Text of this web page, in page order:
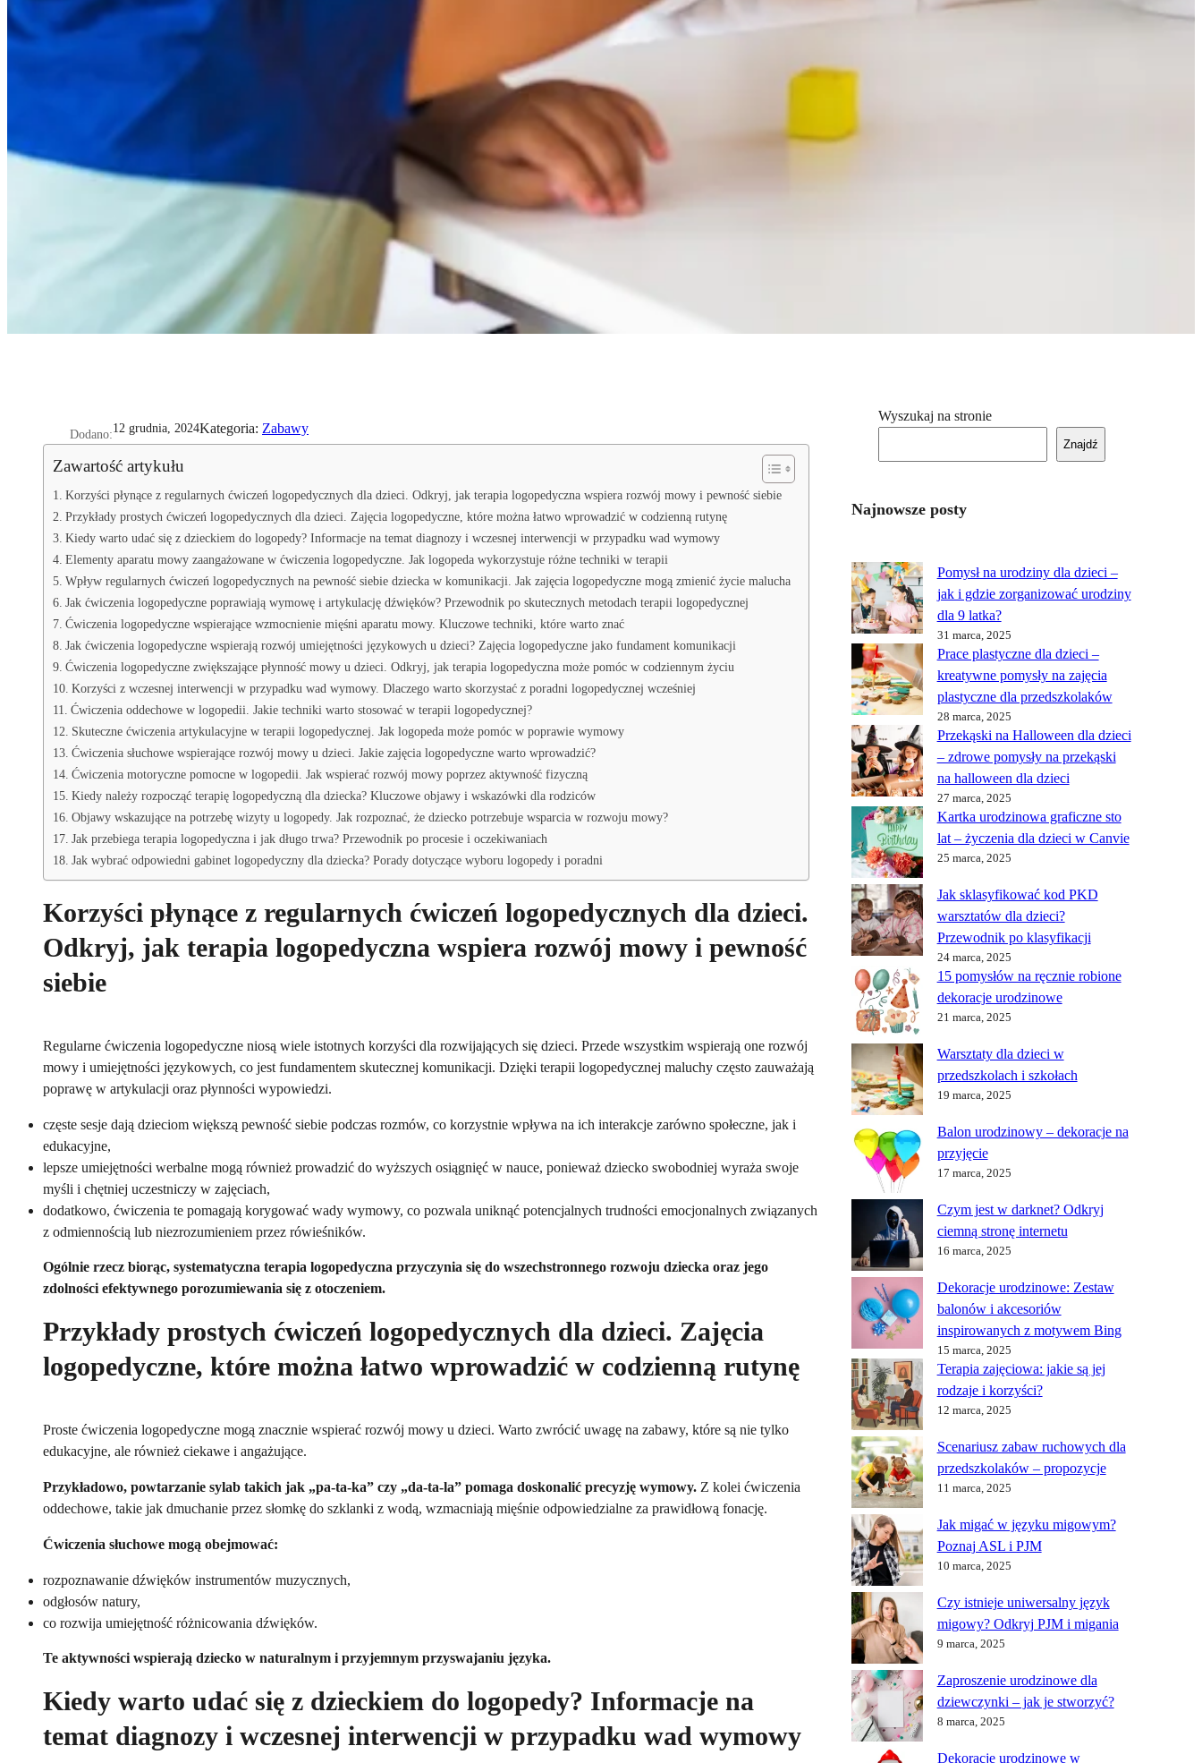
Dodano:12 grudnia, 2024Kategoria: Zabawy
Zawartość artykułu
Korzyści płynące z regularnych ćwiczeń logopedycznych dla dzieci. Odkryj, jak terapia logopedyczna wspiera rozwój mowy i pewność siebie
Przykłady prostych ćwiczeń logopedycznych dla dzieci. Zajęcia logopedyczne, które można łatwo wprowadzić w codzienną rutynę
Kiedy warto udać się z dzieckiem do logopedy? Informacje na temat diagnozy i wczesnej interwencji w przypadku wad wymowy
Elementy aparatu mowy zaangażowane w ćwiczenia logopedyczne. Jak logopeda wykorzystuje różne techniki w terapii
Wpływ regularnych ćwiczeń logopedycznych na pewność siebie dziecka w komunikacji. Jak zajęcia logopedyczne mogą zmienić życie malucha
Jak ćwiczenia logopedyczne poprawiają wymowę i artykulację dźwięków? Przewodnik po skutecznych metodach terapii logopedycznej
Ćwiczenia logopedyczne wspierające wzmocnienie mięśni aparatu mowy. Kluczowe techniki, które warto znać
Jak ćwiczenia logopedyczne wspierają rozwój umiejętności językowych u dzieci? Zajęcia logopedyczne jako fundament komunikacji
Ćwiczenia logopedyczne zwiększające płynność mowy u dzieci. Odkryj, jak terapia logopedyczna może pomóc w codziennym życiu
Korzyści z wczesnej interwencji w przypadku wad wymowy. Dlaczego warto skorzystać z poradni logopedycznej wcześniej
Ćwiczenia oddechowe w logopedii. Jakie techniki warto stosować w terapii logopedycznej?
Skuteczne ćwiczenia artykulacyjne w terapii logopedycznej. Jak logopeda może pomóc w poprawie wymowy
Ćwiczenia słuchowe wspierające rozwój mowy u dzieci. Jakie zajęcia logopedyczne warto wprowadzić?
Ćwiczenia motoryczne pomocne w logopedii. Jak wspierać rozwój mowy poprzez aktywność fizyczną
Kiedy należy rozpocząć terapię logopedyczną dla dziecka? Kluczowe objawy i wskazówki dla rodziców
Objawy wskazujące na potrzebę wizyty u logopedy. Jak rozpoznać, że dziecko potrzebuje wsparcia w rozwoju mowy?
Jak przebiega terapia logopedyczna i jak długo trwa? Przewodnik po procesie i oczekiwaniach
Jak wybrać odpowiedni gabinet logopedyczny dla dziecka? Porady dotyczące wyboru logopedy i poradni
Korzyści płynące z regularnych ćwiczeń logopedycznych dla dzieci.
Odkryj, jak terapia logopedyczna wspiera rozwój mowy i pewność
siebie
Regularne ćwiczenia logopedyczne niosą wiele istotnych korzyści dla rozwijających się dzieci. Przede wszystkim wspierają one rozwój
mowy i umiejętności językowych, co jest fundamentem skutecznej komunikacji. Dzięki terapii logopedycznej maluchy często zauważają
poprawę w artykulacji oraz płynności wypowiedzi.
częste sesje dają dzieciom większą pewność siebie podczas rozmów, co korzystnie wpływa na ich interakcje zarówno społeczne, jak i
edukacyjne,
lepsze umiejętności werbalne mogą również prowadzić do wyższych osiągnięć w nauce, ponieważ dziecko swobodniej wyraża swoje
myśli i chętniej uczestniczy w zajęciach,
dodatkowo, ćwiczenia te pomagają korygować wady wymowy, co pozwala uniknąć potencjalnych trudności emocjonalnych związanych
z odmiennością lub niezrozumieniem przez rówieśników.
Ogólnie rzecz biorąc, systematyczna terapia logopedyczna przyczynia się do wszechstronnego rozwoju dziecka oraz jego
zdolności efektywnego porozumiewania się z otoczeniem.
Przykłady prostych ćwiczeń logopedycznych dla dzieci. Zajęcia
logopedyczne, które można łatwo wprowadzić w codzienną rutynę
Proste ćwiczenia logopedyczne mogą znacznie wspierać rozwój mowy u dzieci. Warto zwrócić uwagę na zabawy, które są nie tylko
edukacyjne, ale również ciekawe i angażujące.
Przykładowo, powtarzanie sylab takich jak „pa-ta-ka” czy „da-ta-la” pomaga doskonalić precyzję wymowy. Z kolei ćwiczenia
oddechowe, takie jak dmuchanie przez słomkę do szklanki z wodą, wzmacniają mięśnie odpowiedzialne za prawidłową fonację.
Ćwiczenia słuchowe mogą obejmować:
rozpoznawanie dźwięków instrumentów muzycznych,
odgłosów natury,
co rozwija umiejętność różnicowania dźwięków.
Te aktywności wspierają dziecko w naturalnym i przyjemnym przyswajaniu języka.
Kiedy warto udać się z dzieckiem do logopedy? Informacje na
temat diagnozy i wczesnej interwencji w przypadku wad wymowy
Wyszukaj na stronie
Znajdź
Najnowsze posty
Pomysł na urodziny dla dzieci –
jak i gdzie zorganizować urodziny
dla 9 latka?
31 marca, 2025
Prace plastyczne dla dzieci –
kreatywne pomysły na zajęcia
plastyczne dla przedszkolaków
28 marca, 2025
Przekąski na Halloween dla dzieci
– zdrowe pomysły na przekąski
na halloween dla dzieci
27 marca, 2025
Kartka urodzinowa graficzne sto
lat – życzenia dla dzieci w Canvie
25 marca, 2025
Jak sklasyfikować kod PKD
warsztatów dla dzieci?
Przewodnik po klasyfikacji
24 marca, 2025
15 pomysłów na ręcznie robione
dekoracje urodzinowe
21 marca, 2025
Warsztaty dla dzieci w
przedszkolach i szkołach
19 marca, 2025
Balon urodzinowy – dekoracje na
przyjęcie
17 marca, 2025
Czym jest w darknet? Odkryj
ciemną stronę internetu
16 marca, 2025
Dekoracje urodzinowe: Zestaw
balonów i akcesoriów
inspirowanych z motywem Bing
15 marca, 2025
Terapia zajęciowa: jakie są jej
rodzaje i korzyści?
12 marca, 2025
Scenariusz zabaw ruchowych dla
przedszkolaków – propozycje
11 marca, 2025
Jak migać w języku migowym?
Poznaj ASL i PJM
10 marca, 2025
Czy istnieje uniwersalny język
migowy? Odkryj PJM i migania
9 marca, 2025
Zaproszenie urodzinowe dla
dziewczynki – jak je stworzyć?
8 marca, 2025
Dekoracje urodzinowe w